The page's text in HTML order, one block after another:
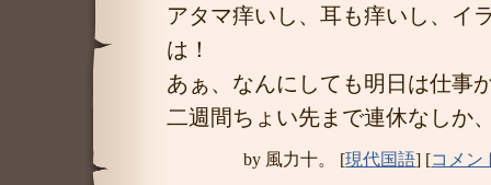
アタマ痒いし、耳も痒いし、イ
は！
あぁ、なんにしても明日は仕事
二週間ちょい先まで連休なしか
by 風力十。 [現代国語] [コメン